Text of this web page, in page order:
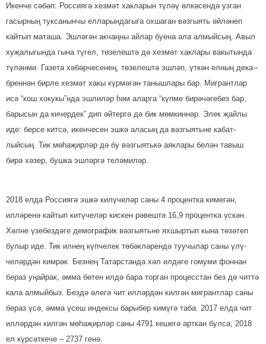
Икенче сәбәп: Россиягә хезмәт хакларын түләү өлкәсендә узган
гасырның туксанынчы елларындагыга охшаган вәзгыять әйләнеп
кайтып маташа. Эшләгән акчаңны айлар буена ала алмыйсың. Авыл
хуҗалыгында гына түгел, төзелеш­тә дә хезмәт хаклары вакытында
тү­ләнми. Газета хәбәрче­сенең, төзе­лештә эшләп, үткән елның де­ка-­
б­реннән бирле хезмәт хакы күр­мәгән танышлары бар. Мигрантлар
исә “кош хокукы”нда эш­лиләр һәм аларга “күпме бирә­чәгебез бар,
барысын да кичердек” дип әйтергә дә бик мөмкиннәр. Элек җайлы
иде: берсе китсә, икенчесен эшкә ала­сың да вәзгыятьне кабат­
лыйсың. Тик мөһаҗирләр дә бу вәзгыятькә аяклары белән тавыш
бирә хәзер, бушка эшләргә теләмиләр.
2018 елда Россиягә эшкә ки­лүчеләр саны 4 процентка киме­гән,
илләренә кайтып китүчеләр кискен рәвештә 16,9 процентка үскән.
Хәлне үзебездәге демографик вәз­гыятьне яхшыртып кына төзәтеп
булыр иде. Тик илнең күпчелек төбәкләрендә туучылар саны үлү­
челәрдән кимрәк. Безнең Татарстанда хәл илдәге гомуми фоннан
бераз уңайрак, әмма бө­тен илдә бара торган процесстан без дә читтә
кала алмыйбыз. Бездә әлегә чит илләрдән килгән мигрантлар саны
бераз үсә, әмма үсеш индексы барыбер кимүгә таба. 2017 елда чит
илләрдән килгән мөһаҗирләр саны 4791 кешегә арткан булса, 2018
ел күрсәткече – 2737 генә.